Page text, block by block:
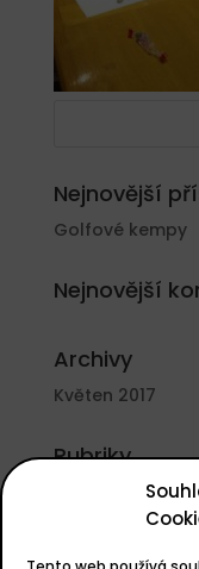
Nejnovější
Golfové kempy
Nejnovější
Archivy
Květen 2017
Rubriky
Nezařazené
Základní